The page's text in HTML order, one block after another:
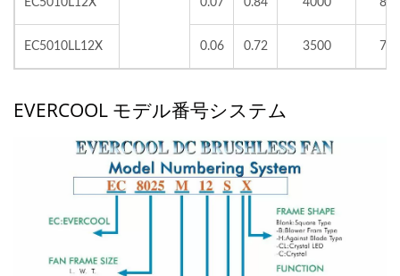
EC5010L12X 0.07 0.84 4000
EC5010LL12X 0.06 0.72 3500
EVERCOOL モデル番号システム